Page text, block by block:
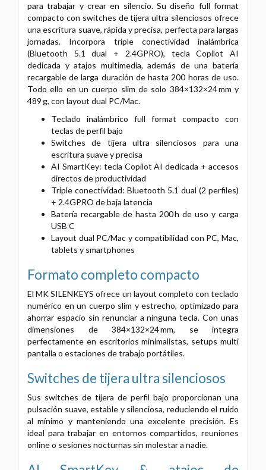
para trabajar y crear en silencio. Su diseño full format
compacto con switches de tijera ultra silenciosos ofrece
una escritura suave, rápida y precisa, perfecta para largas
jornadas. Incorpora triple conectividad inalámbrica
(Bluetooth 5.1 dual + 2.4GPRO), tecla Copilot AI
dedicada y atajos multimedia, además de una batería
recargable de larga duración de hasta 200 horas de uso.
Todo ello en un cuerpo slim de solo 384×132×24 mm y
489 g, con layout dual PC/Mac.
Teclado inalámbrico full format compacto con
teclas de perfil bajo
Switches de tijera ultra silenciosos para una
escritura suave y precisa
AI SmartKey: tecla Copilot AI dedicada + accesos
directos de productividad
Triple conectividad: Bluetooth 5.1 dual (2 perfiles)
+ 2.4GPRO de baja latencia
Batería recargable de hasta 200 h de uso y carga
USB C
Layout dual PC/Mac y compatibilidad con PC, Mac,
tablets y smartphones
Formato completo compacto
El MK SILENKEYS ofrece un layout completo con teclado
numérico en un cuerpo slim y estrecho, optimizado para
ahorrar espacio sin renunciar a ninguna tecla. Con unas
dimensiones de 384×132×24 mm, se integra
perfectamente en escritorios minimalistas, setups multi
pantalla o estaciones de trabajo portátiles.
Switches de tijera ultra silenciosos
Sus switches de tijera de perfil bajo proporcionan una
pulsación suave, estable y silenciosa, reduciendo el ruido
al mínimo y manteniendo una excelente precisión. Es
ideal para trabajar en entornos compartidos, reuniones
online o sesiones nocturnas sin molestar a nadie.